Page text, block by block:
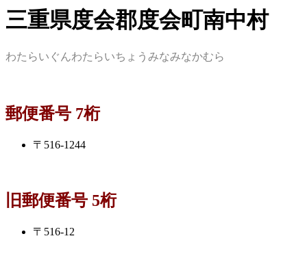
三重県度会郡度会町南中村
わたらいぐんわたらいちょうみなみなかむら
郵便番号 7桁
〒516-1244
旧郵便番号 5桁
〒516-12